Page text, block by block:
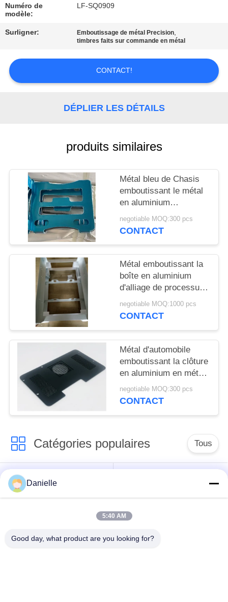
CONTRÔLE
DE
QUALITÉ
DEMANDEZ
UN DEVIS
PLAN
SITE
PRIVACY
POLICY
Numéro de
modèle:
LF-SQ0909
Surligner: Emboutissage de métal Precision,
timbres faits sur commande en métal
CONTACT!
DÉPLIER LES DÉTAILS
produits similaires
Métal bleu de Chasis
emboutissant le métal
en aluminium
emboutissant l'usinage
de commande
Bracket
negotiable MOQ:300 pcs
CONTACT
Métal emboutissant la
boîte en aluminium
d'alliage de processus
de tôle de processus
pour la pêche enduite
negotiable MOQ:1000 pcs
CONTACT
Métal d'automobile
emboutissant la clôture
en aluminium en métal
de tôle d'acier
d'électrodéposition
negotiable MOQ:300 pcs
CONTACT
Catégories populaires Tous
Die Castings en
aluminium
aluminium
de commande
commande
Danielle
5:40 AM
Good day, what product are you looking for?